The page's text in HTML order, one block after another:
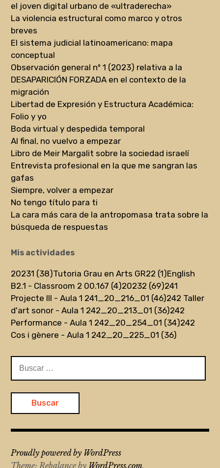
el joven digital urbano de «ultraderecha»
La violencia estructural como marco y otros
breves
El sistema judicial latinoamericano: mapa
conceptual
Observación general nº 1 (2023) relativa a la
DESAPARICIÓN FORZADA en el contexto de la
migración
Libertad de Expresión y Estructura Académica:
Folio y yo
Boda virtual y despedida temporal
Al final, no vuelvo a empezar
Libro de Meir Margalit sobre la sociedad israelí
Entrevista profesional en la que me sangran las
gafas
Siempre, volver a empezar
No tengo título para ti
La cara más cara de la antropomasa trata sobre la
búsqueda de respuestas
Mis actividades
20231 (38)Tutoria Grau en Arts GR22 (1)English
B2.1 - Classroom 2 00.167 (4)20232 (69)241
Projecte III - Aula 1 241_20_216_01 (46)242 Taller
d'art sonor - Aula 1 242_20_213_01 (36)242
Performance - Aula 1 242_20_254_01 (34)242
Cos i gènere - Aula 1 242_20_225_01 (36)
Proudly powered by WordPress
Theme: Rebalance by WordPress.com.